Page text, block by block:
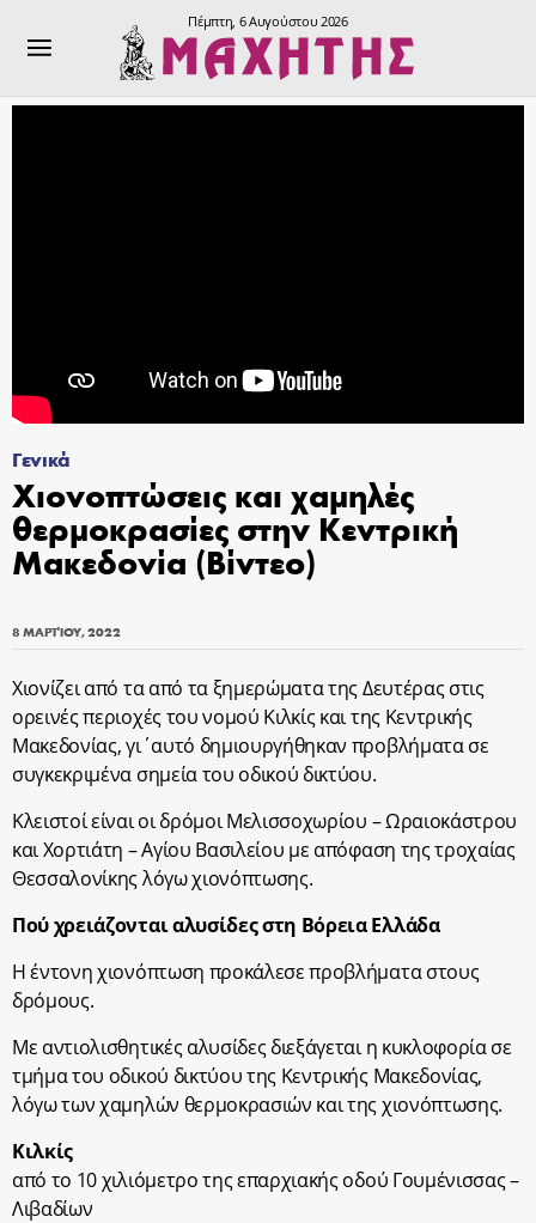
Πέμπτη, 6 Αυγούστου 2026
Γενικά
Χιονοπτώσεις και χαμηλές
θερμοκρασίες στην Κεντρική
Μακεδονία (Βίντεο)
8 ΜΑΡΤΊΟΥ, 2022
Χιονίζει από τα από τα ξημερώματα της Δευτέρας στις
ορεινές περιοχές του νομού Κιλκίς και της Κεντρικής
Μακεδονίας, γι΄αυτό δημιουργήθηκαν προβλήματα σε
συγκεκριμένα σημεία του οδικού δικτύου.
Κλειστοί είναι οι δρόμοι Μελισσοχωρίου – Ωραιοκάστρου
και Χορτιάτη – Αγίου Βασιλείου με απόφαση της τροχαίας
Θεσσαλονίκης λόγω χιονόπτωσης.
Πού χρειάζονται αλυσίδες στη Βόρεια Ελλάδα
Η έντονη χιονόπτωση προκάλεσε προβλήματα στους
δρόμους.
Με αντιολισθητικές αλυσίδες διεξάγεται η κυκλοφορία σε
τμήμα του οδικού δικτύου της Κεντρικής Μακεδονίας,
λόγω των χαμηλών θερμοκρασιών και της χιονόπτωσης.
Κιλκίς
από το 10 χιλιόμετρο της επαρχιακής οδού Γουμένισσας –
Λιβαδίων